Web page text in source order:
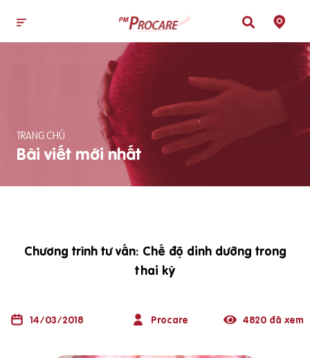
TRANG CHỦ
Bài viết mới nhất
Chương trình tư vấn: Chế độ dinh dưỡng trong
thai kỳ
14/03/2018 Procare 4820 đã xem